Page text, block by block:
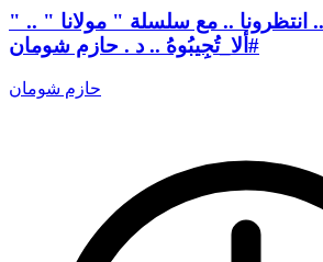
" البرومو " .. انتظرونا .. مع سلسلة " مولانا " ..
#ألا_تُجِيبُوهُ .. د . حازم شومان
حازم شومان